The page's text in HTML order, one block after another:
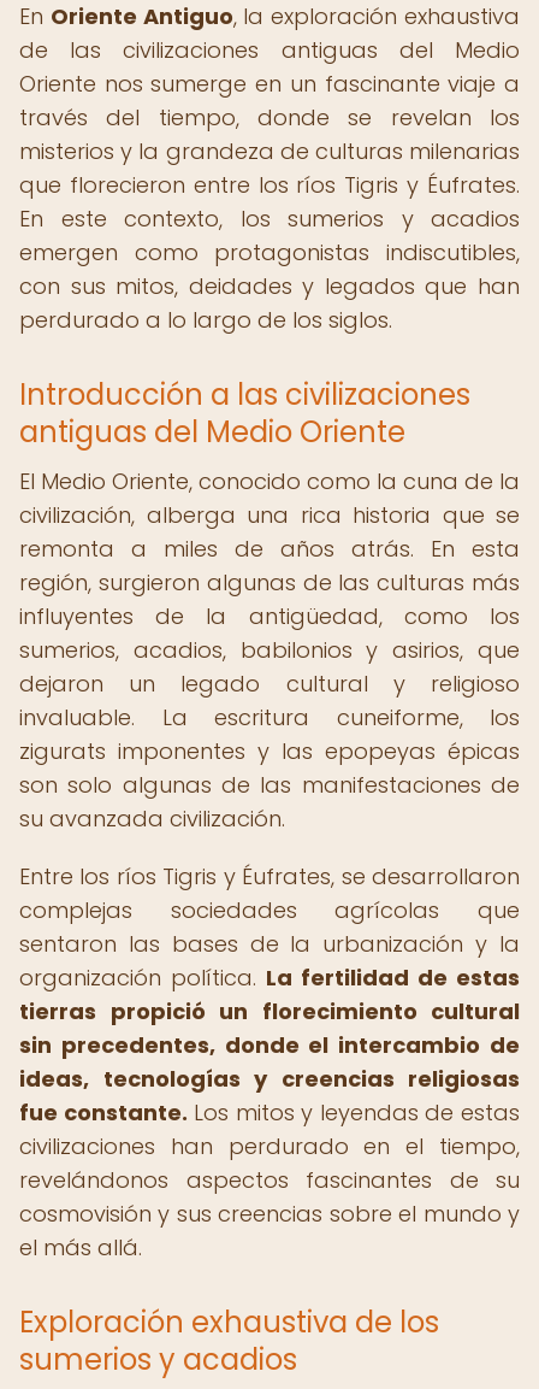
En Oriente Antiguo, la exploración exhaustiva
de las civilizaciones antiguas del Medio
Oriente nos sumerge en un fascinante viaje a
través del tiempo, donde se revelan los
misterios y la grandeza de culturas milenarias
que florecieron entre los ríos Tigris y Éufrates.
En este contexto, los sumerios y acadios
emergen como protagonistas indiscutibles,
con sus mitos, deidades y legados que han
perdurado a lo largo de los siglos.
Introducción a las civilizaciones
antiguas del Medio Oriente
El Medio Oriente, conocido como la cuna de la
civilización, alberga una rica historia que se
remonta a miles de años atrás. En esta
región, surgieron algunas de las culturas más
influyentes de la antigüedad, como los
sumerios, acadios, babilonios y asirios, que
dejaron un legado cultural y religioso
invaluable. La escritura cuneiforme, los
zigurats imponentes y las epopeyas épicas
son solo algunas de las manifestaciones de
su avanzada civilización.
Entre los ríos Tigris y Éufrates, se desarrollaron
complejas sociedades agrícolas que
sentaron las bases de la urbanización y la
organización política. La fertilidad de estas
tierras propició un florecimiento cultural
sin precedentes, donde el intercambio de
ideas, tecnologías y creencias religiosas
fue constante. Los mitos y leyendas de estas
civilizaciones han perdurado en el tiempo,
revelándonos aspectos fascinantes de su
cosmovisión y sus creencias sobre el mundo y
el más allá.
Exploración exhaustiva de los
sumerios y acadios